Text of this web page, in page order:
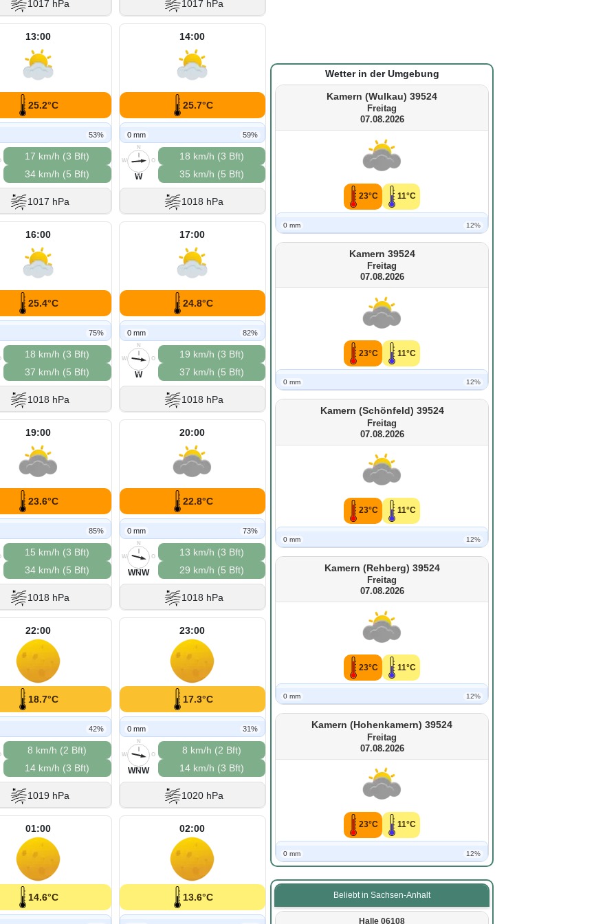
1017 hPa 1017 hPa
13:00
25.2°C
53%
17 km/h (3 Bft)
34 km/h (5 Bft)
1017 hPa
14:00
25.7°C
0 mm 59%
N
O
S
W
W
18 km/h (3 Bft)
35 km/h (5 Bft)
1018 hPa
16:00
25.4°C
75%
18 km/h (3 Bft)
37 km/h (5 Bft)
1018 hPa
17:00
24.8°C
0 mm 82%
N
O
S
W
W
19 km/h (3 Bft)
37 km/h (5 Bft)
1018 hPa
19:00
23.6°C
85%
15 km/h (3 Bft)
34 km/h (5 Bft)
1018 hPa
20:00
22.8°C
0 mm 73%
N
O
S
W
WNW
13 km/h (3 Bft)
29 km/h (5 Bft)
1018 hPa
22:00
18.7°C
42%
8 km/h (2 Bft)
14 km/h (3 Bft)
1019 hPa
23:00
17.3°C
0 mm 31%
N
O
S
W
WNW
8 km/h (2 Bft)
14 km/h (3 Bft)
1020 hPa
01:00
14.6°C
02:00
13.6°C
Wetter in der Umgebung
Kamern (Wulkau) 39524
Freitag
07.08.2026
23°C 11°C
0 mm 12%
Kamern 39524
Freitag
07.08.2026
23°C 11°C
0 mm 12%
Kamern (Schönfeld) 39524
Freitag
07.08.2026
23°C 11°C
0 mm 12%
Kamern (Rehberg) 39524
Freitag
07.08.2026
23°C 11°C
0 mm 12%
Kamern (Hohenkamern) 39524
Freitag
07.08.2026
23°C 11°C
0 mm 12%
Beliebt in Sachsen-Anhalt
Halle 06108